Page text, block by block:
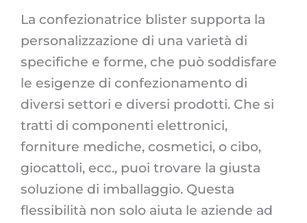
La confezionatrice blister supporta la
personalizzazione di una varietà di
specifiche e forme, che può soddisfare
le esigenze di confezionamento di
diversi settori e diversi prodotti. Che si
tratti di componenti elettronici,
forniture mediche, cosmetici, o cibo,
giocattoli, ecc., puoi trovare la giusta
soluzione di imballaggio. Questa
flessibilità non solo aiuta le aziende ad